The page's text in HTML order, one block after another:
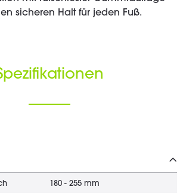
sicheren Halt für jeden Fuß.
180 - 255 mm